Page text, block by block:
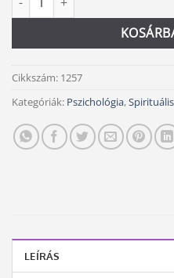
Cikkszám: 1257
Kategóriák: Pszichológia,
LEÍRÁS